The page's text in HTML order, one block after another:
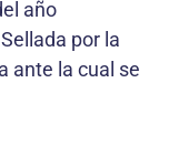
año
por la
ante la cual se